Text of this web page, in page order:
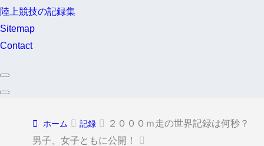
陸上競技の記録集
Sitemap
Contact
ホーム 記録
２０００ｍ走の世界記録は何秒？
男子、女子ともに公開！